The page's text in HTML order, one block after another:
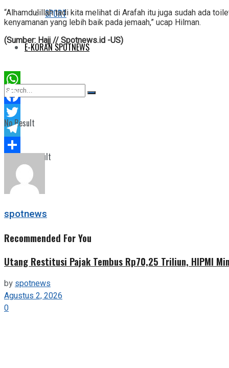
SPORT
E-KORAN SPOTNEWS
No Result
View All Result
“Alhamdulillah tadi kita melihat di Arafah itu juga sudah ada
kenyamanan yang lebih baik pada jemaah,” ucap Hilman.
(Sumber: Hajj // Spotnews.id -US)
WhatsApp
Facebook
Twitter
Telegram
spotnews
Recommended For You
Utang Restitusi Pajak Tembus Rp70,25 Triliun, HIPMI
byspotnews
Agustus 2, 2026
0